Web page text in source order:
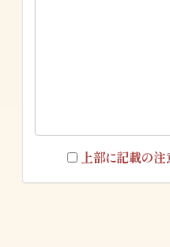
上部に記載の注